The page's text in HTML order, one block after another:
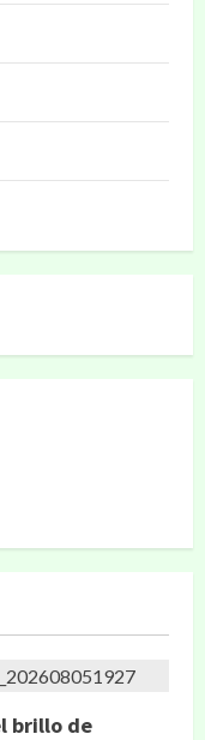
brillo de